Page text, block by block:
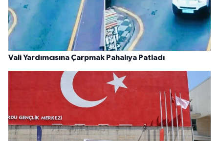
Vali Yardımcısına Çarpmak Pahalıya Patladı